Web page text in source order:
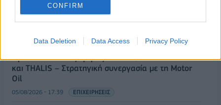
CONFIRM
Data Deletion Data Access Privacy Policy
ΔΕΗ: Ισχυρή ανάπτυξη στο α΄ εξάμηνο 2026 με
προσαρμοσμένο EBITDA στα 1,2 δισ. ευρώ
05/08/2026 - 17:51 ΕΝΕΡΓΕΙΑ
Όμιλος AKTOR: Εξαγοράζει το 75% των ΗΛΕΚΤΩΡ
και THALIS – Στρατηγική συνεργασία με τη Motor
Oil
05/08/2026 - 17:39 ΕΠΙΧΕΙΡΗΣΕΙΣ